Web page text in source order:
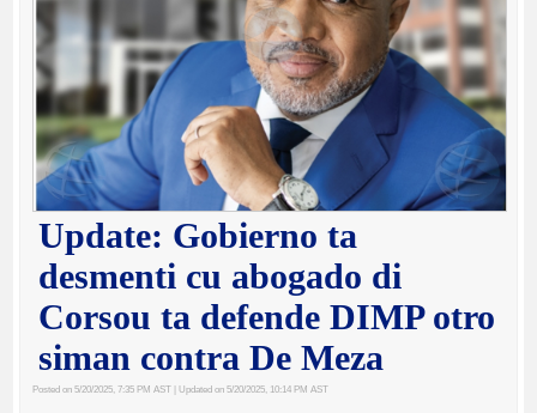
Update: Gobierno ta
desmenti cu abogado di
Corsou ta defende DIMP otro
siman contra De Meza
Posted on 5/20/2025, 7:35 PM AST | Updated on 5/20/2025, 10:14 PM AST